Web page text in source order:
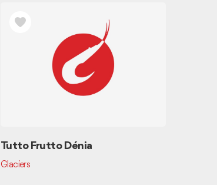
Tutto Frutto Dénia
Glaciers